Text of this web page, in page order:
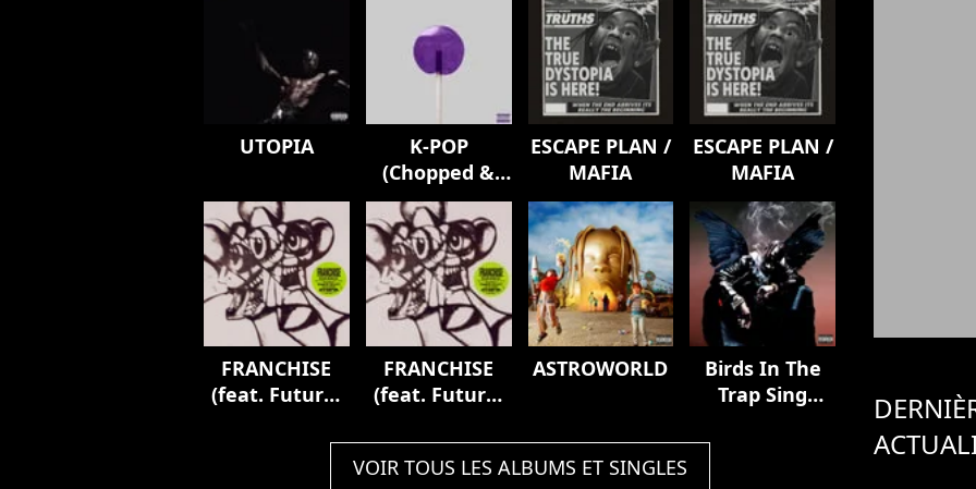
UTOPIA
K-POP
(Chopped &
Screwed)
ESCAPE PLAN /
MAFIA
ESCAPE PLAN /
MAFIA
FRANCHISE
(feat. Future,
M.I.A.) [REMIX]
FRANCHISE
(feat. Future,
M.I.A.) [REMIX]
ASTROWORLD
Birds In The
Trap Sing
VOIR TOUS LES ALBUMS ET SINGLES